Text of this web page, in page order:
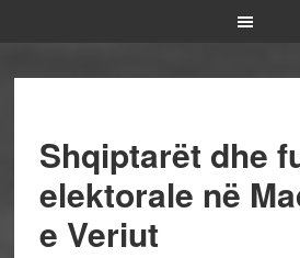
Shqiptarët dhe
elektorale në
e Veriut